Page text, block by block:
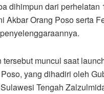
dihimpun dari
Akbar Orang Poso serta
muncul saat
yang dihadiri oleh
Tengah